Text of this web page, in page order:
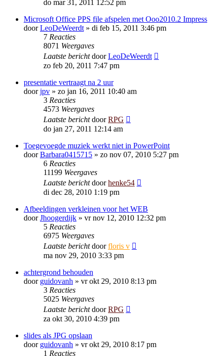
do mar 31, 2011 12:52 pm
Microsoft Office PPS file afspelen met Ooo2010.2 Impress
doorLeoDeWeerdt » di feb 15, 2011 3:46 pm
7 Reacties
8071 Weergaves
Laatste berichtdoorLeoDeWeerdt
zo feb 20, 2011 7:47 pm
presentatie vertraagt na 2 uur
doorjpv » zo jan 16, 2011 10:40 am
3 Reacties
4573 Weergaves
Laatste berichtdoorRPG
do jan 27, 2011 12:14 am
Toegevoegde muziek werkt niet in PowerPoint
doorBarbara0415715 » zo nov 07, 2010 5:27 pm
6 Reacties
11199 Weergaves
Laatste berichtdoorhenke54
di dec 28, 2010 1:19 pm
Afbeeldingen verkleinen voor het WEB
doorJhoogerdijk » vr nov 12, 2010 12:32 pm
5 Reacties
6975 Weergaves
Laatste berichtdoorfloris v
ma nov 29, 2010 3:33 pm
achtergrond behouden
door guidovanh » vr okt 29, 2010 8:13 pm
3 Reacties
5025 Weergaves
Laatste berichtdoorRPG
za okt 30, 2010 4:39 pm
slides als JPG opslaan
door guidovanh » vr okt 29, 2010 8:17 pm
1 Reacties